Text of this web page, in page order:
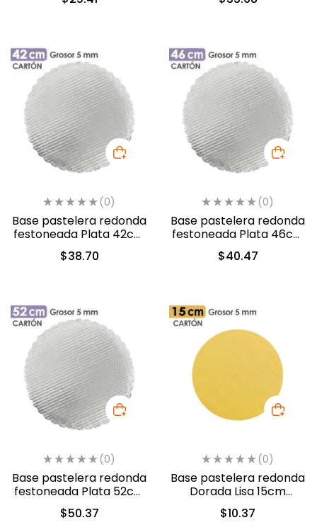
(0)
Base pastelera redonda
festoneada Plata 42cm
(450042)
$38.70
(0)
Base pastelera redonda
festoneada Plata 46cm
(450046)
$40.47
(0)
Base pastelera redonda
festoneada Plata 52cm
(450052)
$50.37
(0)
Base pastelera redonda
Dorada Lisa 15cm
(460015)
$10.37